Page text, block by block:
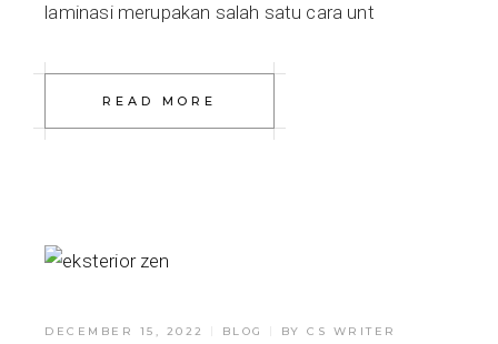
laminasi merupakan salah satu cara unt
READ MORE
DECEMBER 15, 2022 BLOG BYCS WRITER